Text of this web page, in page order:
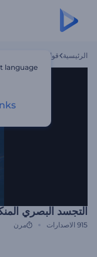
الرئيسية قوالب
التجسد البصري
915 الاصدارات مرن
language